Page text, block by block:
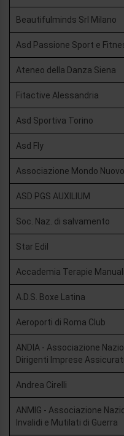
Beautifulminds Srl Milano
Asd Passione Sport e
Ateneo della Danza Siena
Fitactive Alessandria
Asd Sportiva Torino
Asd Fly
Associazione Mondo
ASD PGS AUXILIUM
Soc. Naz. di salvamento
Star Edil
Accademia Terapie Manuali
A.D.S. Boxe Latina
Aeroporti di Roma Club
ANDIA - Associazione
Dirigenti Imprese
Andrea Cirelli
ANMIG - Associazione
Invalidi e Mutilati di Guerra